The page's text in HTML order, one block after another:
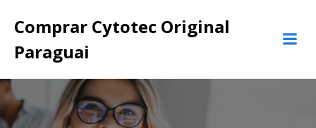
para
Comprar Cytotec Original
Paraguai